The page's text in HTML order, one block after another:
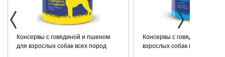
Как измерить
собаку
Консервы с говядиной и пшеном
для взрослых собак всех пород
Консервы с говядиной и
взрослых собак всех пород